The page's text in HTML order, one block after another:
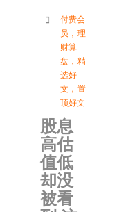
付费会
员 ， 理
财算
盘 ， 精
选好
文 ， 置
顶好文
股息
高估
值低
却没
被看